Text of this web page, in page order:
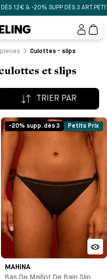
& -20% SUPP. DÈS 3 ART. PETITS
Mon
pieces Culottes - slips
et slips
TRIER PAR
-20% supp. dès 3 Petits Prix
MAHINA